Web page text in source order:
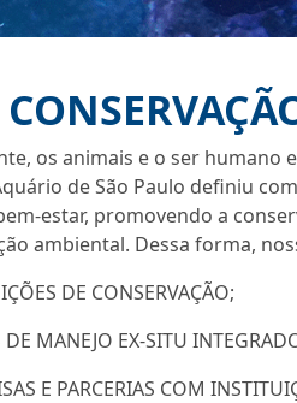
os animais e o ser
de São Paulo definiu
estar, promovendo a
ambiental. Dessa forma,
DE CONSERVAÇÃO;
DE MANEJO EX-SITU
E PARCERIAS COM